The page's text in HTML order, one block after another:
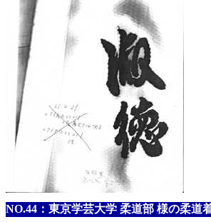
NO.44：東京学芸大学 柔道部 様の柔道